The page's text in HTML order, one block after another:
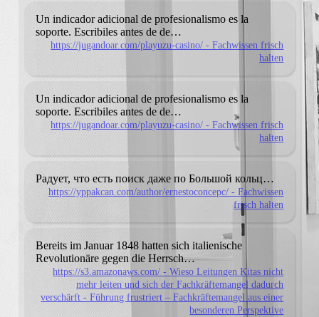
Un indicador adicional de profesionalismo es la
soporte. Escribiles antes de de…
https://jugandoar.com/playuzu-casino/ - Fachwissen frisch
halten
Un indicador adicional de profesionalismo es la
soporte. Escribiles antes de de…
https://jugandoar.com/playuzu-casino/ - Fachwissen frisch
halten
Радует, что есть поиск даже по Большой кольц…
https://yppakcan.com/author/ernestoconcepc/ - Fachwissen
frisch halten
Bereits im Januar 1848 hatten sich italienische
Revolutionäre gegen die Herrsch…
https://s3.amazonaws.com/ - Wieso Leitungen Kitas nicht
mehr leiten und sich der Fachkräftemangel dadurch
verschärft - Führung frustriert – Fachkräftemangel aus einer
besonderen Perspektive